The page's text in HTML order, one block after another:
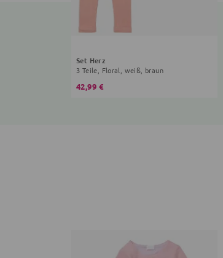
Set Herz
3 Teile, Floral, weiß, braun
42,99 €